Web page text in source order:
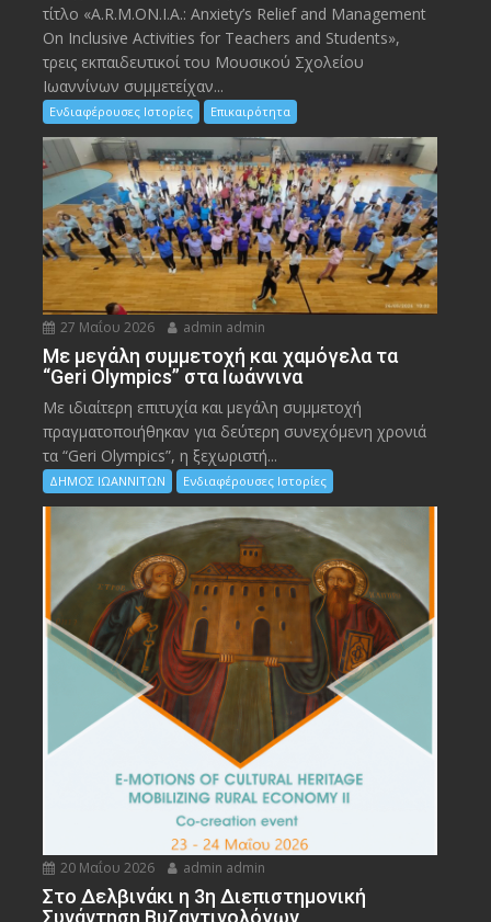
τίτλο «A.R.M.ON.I.A.: Anxiety’s Relief and Management
On Inclusive Activities for Teachers and Students»,
τρεις εκπαιδευτικοί του Μουσικού Σχολείου
Ιωαννίνων συμμετείχαν...
Ενδιαφέρουσες Ιστορίες Επικαιρότητα
27 Μαΐου 2026 admin admin
Με μεγάλη συμμετοχή και χαμόγελα τα
“Geri Olympics” στα Ιωάννινα
Με ιδιαίτερη επιτυχία και μεγάλη συμμετοχή
πραγματοποιήθηκαν για δεύτερη συνεχόμενη χρονιά
τα “Geri Olympics”, η ξεχωριστή...
ΔΗΜΟΣ ΙΩΑΝΝΙΤΩΝ Ενδιαφέρουσες Ιστορίες
20 Μαΐου 2026 admin admin
Στο Δελβινάκι η 3η Διεπιστημονική
Συνάντηση Βυζαντινολόγων